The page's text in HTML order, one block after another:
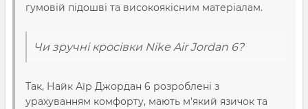
гумовій підошві та високоякісним матеріалам.
Чи зручні кросівки Nike Air Jordan 6?
Так, Найк Аїр Джордан 6 розроблені з
урахуванням комфорту, мають м'який язичок та